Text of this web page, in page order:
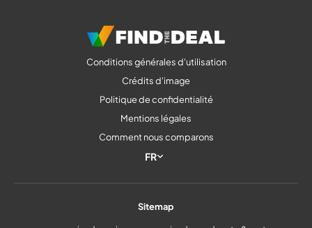
Conditions générales d'utilisation
Crédits d'image
Politique de confidentialité
Mentions légales
Comment nous comparons
FR
Sitemap